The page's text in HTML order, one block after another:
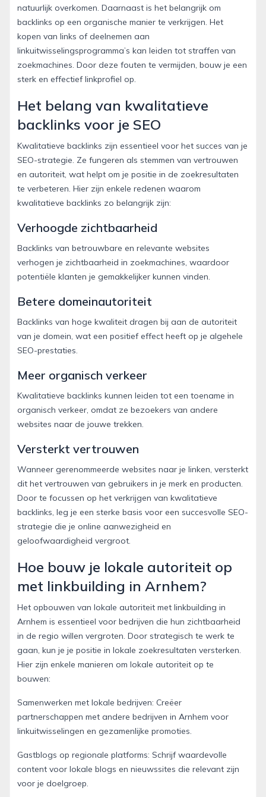
natuurlijk overkomen. Daarnaast is het belangrijk om
backlinks op een organische manier te verkrijgen. Het
kopen van links of deelnemen aan
linkuitwisselingsprogramma’s kan leiden tot straffen van
zoekmachines. Door deze fouten te vermijden, bouw je een
sterk en effectief linkprofiel op.
Het belang van kwalitatieve
backlinks voor je SEO
Kwalitatieve backlinks zijn essentieel voor het succes van je
SEO-strategie. Ze fungeren als stemmen van vertrouwen
en autoriteit, wat helpt om je positie in de zoekresultaten
te verbeteren. Hier zijn enkele redenen waarom
kwalitatieve backlinks zo belangrijk zijn:
Verhoogde zichtbaarheid
Backlinks van betrouwbare en relevante websites
verhogen je zichtbaarheid in zoekmachines, waardoor
potentiële klanten je gemakkelijker kunnen vinden.
Betere domeinautoriteit
Backlinks van hoge kwaliteit dragen bij aan de autoriteit
van je domein, wat een positief effect heeft op je algehele
SEO-prestaties.
Meer organisch verkeer
Kwalitatieve backlinks kunnen leiden tot een toename in
organisch verkeer, omdat ze bezoekers van andere
websites naar de jouwe trekken.
Versterkt vertrouwen
Wanneer gerenommeerde websites naar je linken, versterkt
dit het vertrouwen van gebruikers in je merk en producten.
Door te focussen op het verkrijgen van kwalitatieve
backlinks, leg je een sterke basis voor een succesvolle SEO-
strategie die je online aanwezigheid en
geloofwaardigheid vergroot.
Hoe bouw je lokale autoriteit op
met linkbuilding in Arnhem?
Het opbouwen van lokale autoriteit met linkbuilding in
Arnhem is essentieel voor bedrijven die hun zichtbaarheid
in de regio willen vergroten. Door strategisch te werk te
gaan, kun je je positie in lokale zoekresultaten versterken.
Hier zijn enkele manieren om lokale autoriteit op te
bouwen:
Samenwerken met lokale bedrijven: Creëer
partnerschappen met andere bedrijven in Arnhem voor
linkuitwisselingen en gezamenlijke promoties.
Gastblogs op regionale platforms: Schrijf waardevolle
content voor lokale blogs en nieuwssites die relevant zijn
voor je doelgroep.